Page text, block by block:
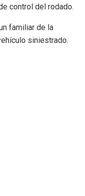
control del rodado.
familiar de la
siniestrado.